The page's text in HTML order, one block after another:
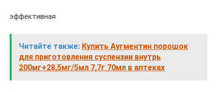
эффективная
Читайте также: Купить Аугментин порошок
для приготовления суспензии внутрь
200мг+28,5мг/5мл 7,7г 70мл в аптеках